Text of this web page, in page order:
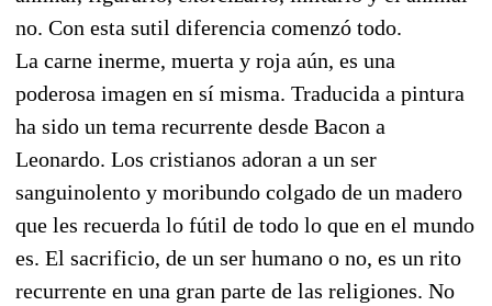
no. Con esta sutil diferencia comenzó todo.
La carne inerme, muerta y roja aún, es una
poderosa imagen en sí misma. Traducida a pintura
ha sido un tema recurrente desde Bacon a
Leonardo. Los cristianos adoran a un ser
sanguinolento y moribundo colgado de un madero
que les recuerda lo fútil de todo lo que en el mundo
es. El sacrificio, de un ser humano o no, es un rito
recurrente en una gran parte de las religiones. No